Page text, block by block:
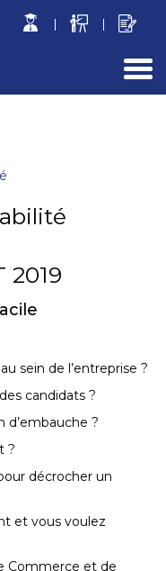
2019
sein de l’entreprise ?
candidats ?
?
?
décrocher un
et vous voulez
Commerce et de